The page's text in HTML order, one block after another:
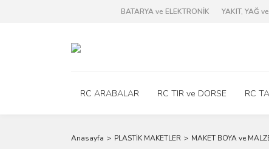
BATARYA ve ELEKTRONİK YAKIT, YAĞ
RC ARABALAR RC TIR ve DORSE RC
Anasayfa PLASTİK MAKETLER MAKET BOYA ve